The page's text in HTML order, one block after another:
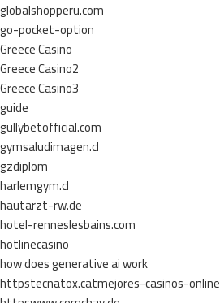
globalshopperu.com
go-pocket-option
Greece Casino
Greece Casino2
Greece Casino3
guide
gullybetofficial.com
gymsaludimagen.cl
gzdiplom
harlemgym.cl
hautarzt-rw.de
hotel-renneslesbains.com
hotlinecasino
how does generative ai work
httpstecnatox.catmejores-casinos-online